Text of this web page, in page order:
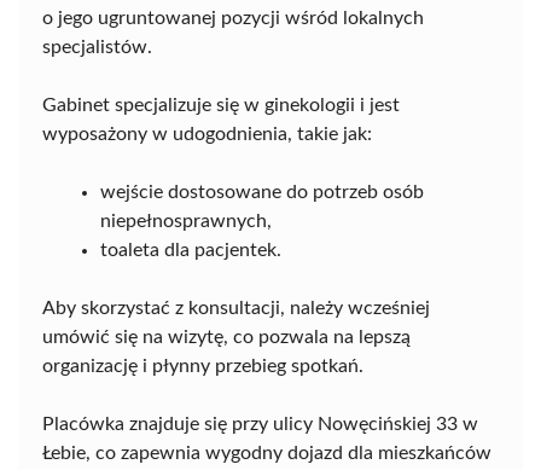
o jego ugruntowanej pozycji wśród lokalnych
specjalistów.
Gabinet specjalizuje się w ginekologii i jest
wyposażony w udogodnienia, takie jak:
wejście dostosowane do potrzeb osób
niepełnosprawnych,
toaleta dla pacjentek.
Aby skorzystać z konsultacji, należy wcześniej
umówić się na wizytę, co pozwala na lepszą
organizację i płynny przebieg spotkań.
Placówka znajduje się przy ulicy Nowęcińskiej 33 w
Łebie, co zapewnia wygodny dojazd dla mieszkańców